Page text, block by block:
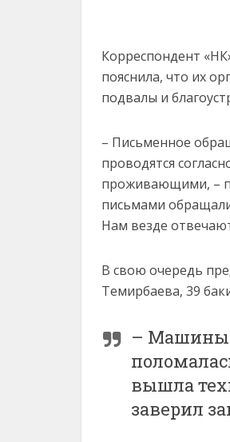
Корреспондент
пояснила, что их
подвалы и
– Письменное
проводятся
проживающими, –
письмами
Нам везде
В свою очередь
Темирбаева, 39
– Машины
вышла
заверил